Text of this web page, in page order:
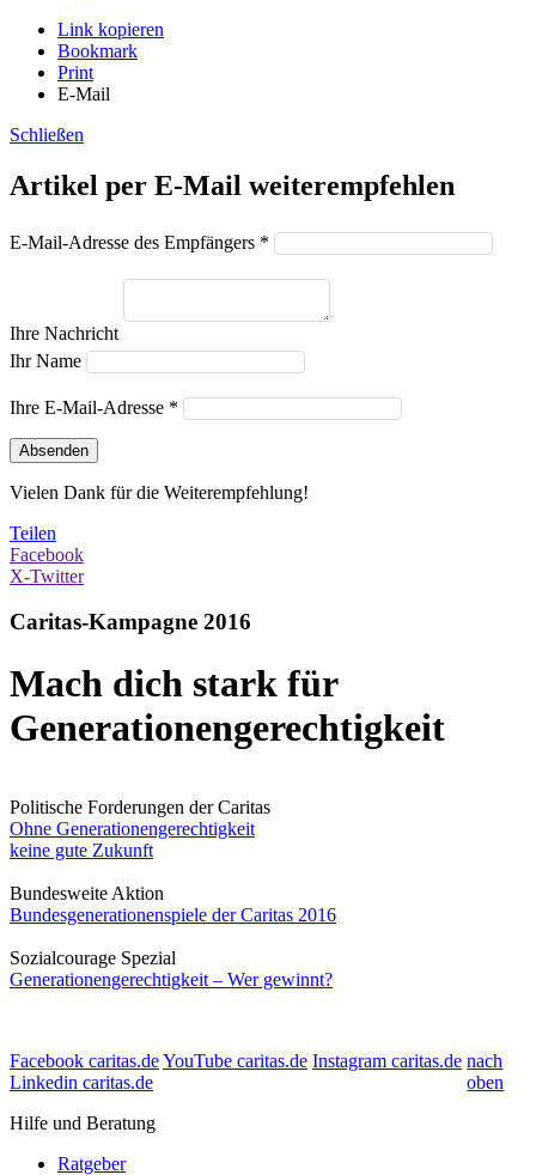
Link kopieren
Bookmark
Print
E-Mail
Schließen
Artikel per E-Mail weiterempfehlen
E-Mail-Adresse des Empfängers *
Ihre Nachricht
Ihr Name
Ihre E-Mail-Adresse *
Absenden
Vielen Dank für die Weiterempfehlung!
Teilen
Facebook
X-Twitter
Caritas-Kampagne 2016
Mach dich stark für
Generationengerechtigkeit
Politische Forderungen der Caritas
Ohne Generationengerechtigkeit
keine gute Zukunft
Bundesweite Aktion
Bundesgenerationenspiele der Caritas 2016
Sozialcourage Spezial
Generationengerechtigkeit – Wer gewinnt?
Facebook caritas.deYouTube caritas.de Instagram caritas.de
Linkedin caritas.de
nach
oben
Hilfe und Beratung
Ratgeber